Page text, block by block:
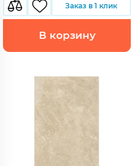
Заказ в 1 клик
В корзину